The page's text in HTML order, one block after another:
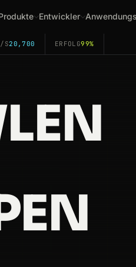
Entwickler
S20,700 ERFOLG99%